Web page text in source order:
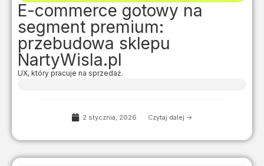
E-commerce gotowy na
segment premium:
przebudowa sklepu
NartyWisla.pl
UX, który pracuje na sprzedaż.
2 stycznia, 2026 Czytaj dalej ->